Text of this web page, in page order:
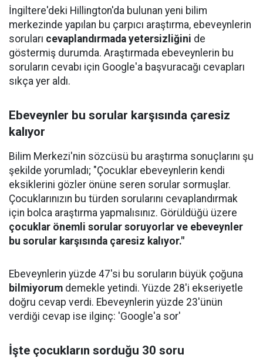
İngiltere'deki Hillington'da bulunan yeni bilim
merkezinde yapılan bu çarpıcı araştırma, ebeveynlerin
soruları cevaplandırmada yetersizliğini de
göstermiş durumda. Araştırmada ebeveynlerin bu
soruların cevabı için Google'a başvuracağı cevapları
sıkça yer aldı.
Ebeveynler bu sorular karşısında çaresiz
kalıyor
Bilim Merkezi'nin sözcüsü bu araştırma sonuçlarını şu
şekilde yorumladı; "Çocuklar ebeveynlerin kendi
eksiklerini gözler önüne seren sorular sormuşlar.
Çocuklarınızın bu türden sorularını cevaplandırmak
için bolca araştırma yapmalısınız. Görüldüğü üzere
çocuklar önemli sorular soruyorlar ve ebeveynler
bu sorular karşısında çaresiz kalıyor."
Ebeveynlerin yüzde 47'si bu soruların büyük çoğuna
bilmiyorum demekle yetindi. Yüzde 28'i ekseriyetle
doğru cevap verdi. Ebeveynlerin yüzde 23'ünün
verdiği cevap ise ilginç: 'Google'a sor'
İşte çocukların sorduğu 30 soru